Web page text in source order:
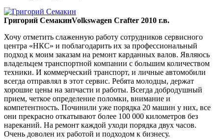
Григорий СемакинVolkswagen Crafter 2010 г.в.
Хочу отметить слаженную работу сотрудников сервисного
центра «НКС» и поблагодарить их за профессиональный
подход к моим заказам на ремонт карданных валов. Являюсь
владельцем транспортной компании с большим количеством
техники. И коммерческий транспорт, и личные автомобили
всегда отправлял в этот сервис. Ребята молодцы, держат
хорошие цены на запчасти и работы. Всегда добродушный
прием, четкое определение поломки, внимание и
компетентность. Починили уже порядка 20 машин у них, все
они прекрасно откатывают более 100 000 километров без
нареканий. На ремонт каждой уходи порядка двух часов.
Очень доволен их работой и подходом к бизнесу.